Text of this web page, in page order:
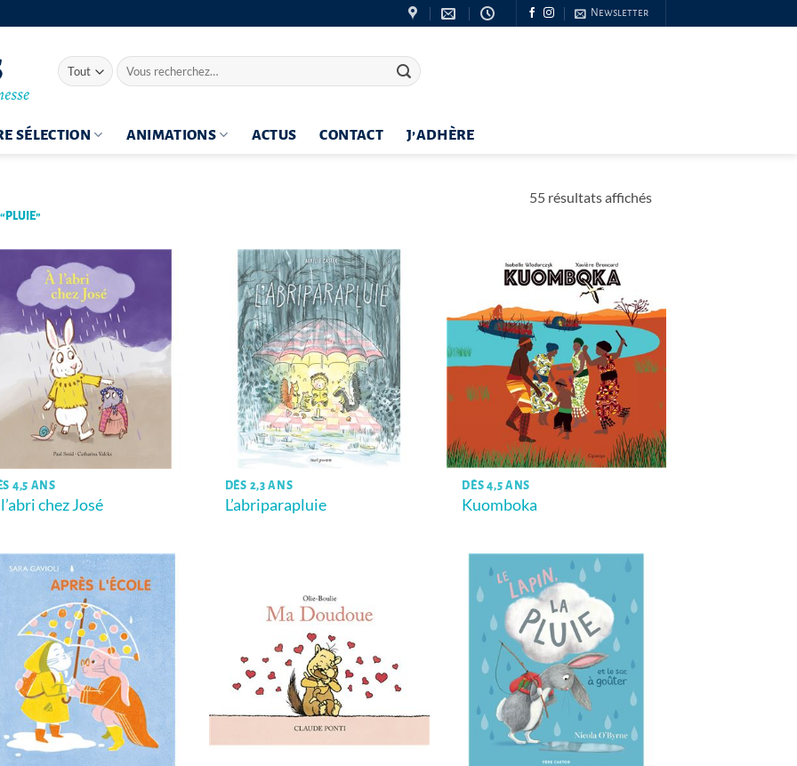
Newsletter
Recherche
pour :
SÉLECTION ANIMATIONS ACTUS CONTACT J’ADHÈRE
55 résultats affichésTrié
plus
ancien
4,5 ANS
chez José
DÈS 2,3 ANS
L’abriparapluie
DÈS 4,5 ANS
Kuomboka